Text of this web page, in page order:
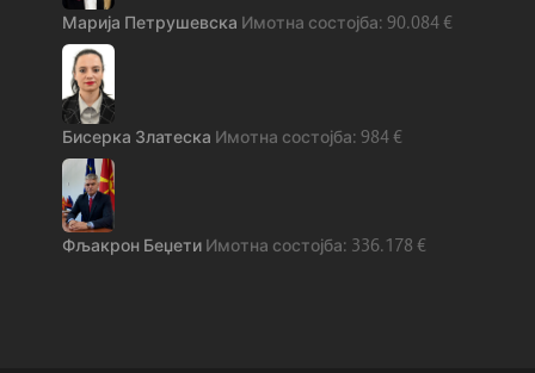
Марија Петрушевска 90.084€
Бисерка Златеска 984€
Фљакрон Беџети 336.178 €